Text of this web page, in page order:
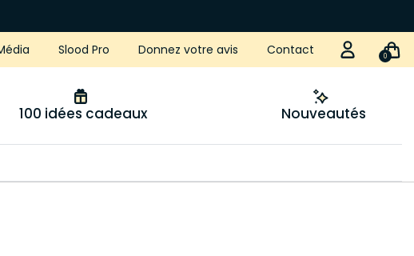
Slood Pro Donnez votre avis Contact 0
100 idées cadeaux Nouveautés